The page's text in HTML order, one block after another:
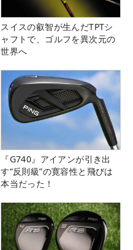
スイスの叡智が生んだTPTシ
ャフトで、ゴルフを異次元の
世界へ
『G740』アイアンが引き出
す“反則級”の寛容性と飛びは
本当だった！